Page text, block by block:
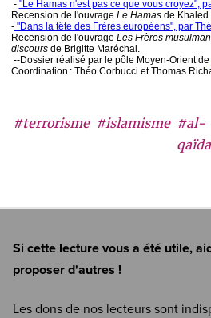
#terrorisme #islamisme #al-
qaïda
- "Le Hamas n'est pas ce que vous croyez",
Recension de l'ouvrage Le Hamas de Khaled
-"Dans la tête des Frères européens", par
Recension de l'ouvrage Les Frères
discoursde Brigitte Maréchal.
--Dossier réalisé par le pôle Moyen-Orient de
Coordination : Théo Corbucci et Thomas
Si cette lecture vous a été utile,
proposer d'autres !
Les dons de nos lecteurs sont